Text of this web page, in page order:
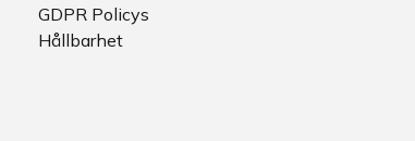
GDPR Policys
Hållbarhet